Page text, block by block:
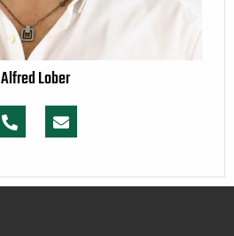
Alfred Lober